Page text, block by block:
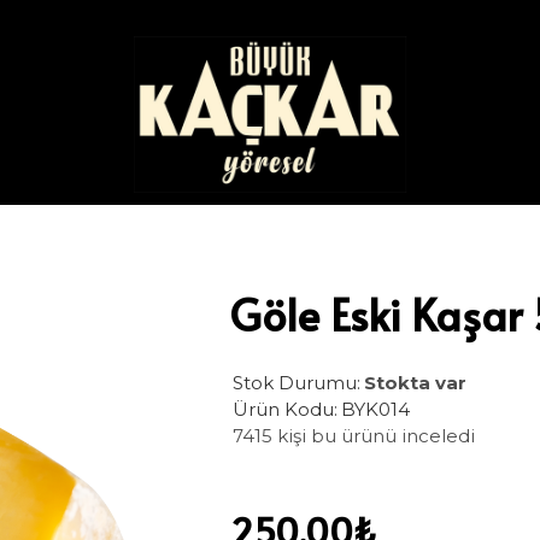
Göle Eski
Stok Durumu: Stokta var
Ürün Kodu: BYK014
7415 kişi bu ürünü inceledi
250,00₺